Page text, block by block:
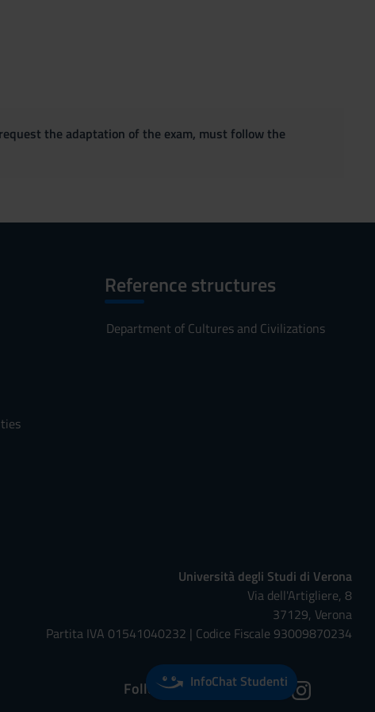
the adaptation of the exam, must follow the
Reference structures
Department of Cultures and Civilizations
Università degli Studi di Verona
Via dell'Artigliere, 8
37129, Verona
Partita IVA 01541040232 | Codice Fiscale 93009870234
Follow us on:InfoChat Studenti